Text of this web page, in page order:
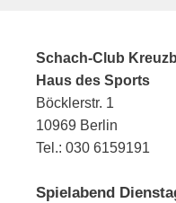
Schach-Club
Haus des Sports
Böcklerstr. 1
10969 Berlin
Tel.: 030 6159191
Spielabend